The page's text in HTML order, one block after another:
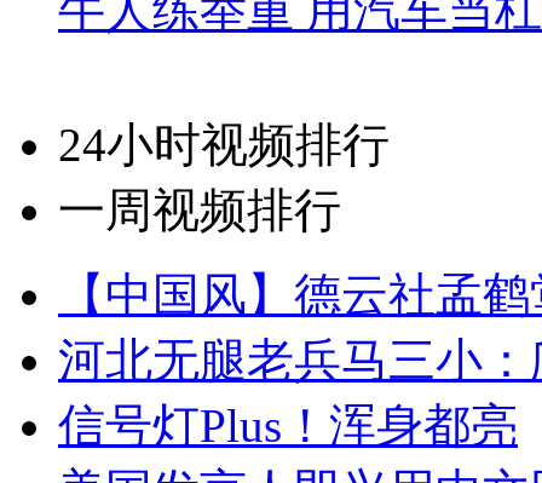
24小时视频排行
一周视频排行
【中国风】德云社孟
河北无腿老兵马三小
信号灯Plus！浑身都亮